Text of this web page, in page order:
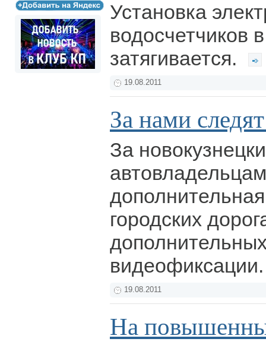
Установка
водосчетчиков
затягивается.
19.08.2011
За нами
За
городских
19.08.2011
На